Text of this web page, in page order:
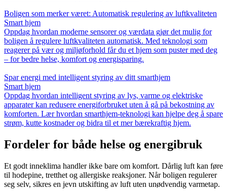
Boligen som merker været: Automatisk regulering av luftkvaliteten
Smart hjem
Oppdag hvordan moderne sensorer og værdata gjør det mulig for
boligen å regulere luftkvaliteten automatisk. Med teknologi som
reagerer på vær og miljøforhold får du et hjem som puster med deg
– for bedre helse, komfort og energisparing.
Spar energi med intelligent styring av ditt smarthjem
Smart hjem
Oppdag hvordan intelligent styring av lys, varme og elektriske
apparater kan redusere energiforbruket uten å gå på bekostning av
komforten. Lær hvordan smarthjem-teknologi kan hjelpe deg å spare
strøm, kutte kostnader og bidra til et mer bærekraftig hjem.
Fordeler for både helse og energibruk
Et godt inneklima handler ikke bare om komfort. Dårlig luft kan føre
til hodepine, tretthet og allergiske reaksjoner. Når boligen regulerer
seg selv, sikres en jevn utskifting av luft uten unødvendig varmetap.